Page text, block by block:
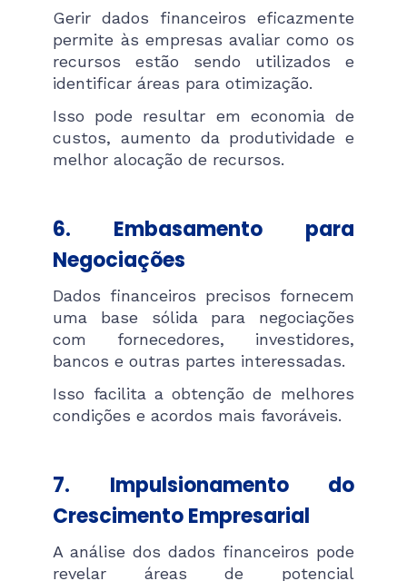
Gerir dados financeiros eficazmente
permite às empresas avaliar como os
recursos estão sendo utilizados e
identificar áreas para otimização.
Isso pode resultar em economia de
custos, aumento da produtividade e
melhor alocação de recursos.
6. Embasamento para
Negociações
Dados financeiros precisos fornecem
uma base sólida para negociações
com fornecedores, investidores,
bancos e outras partes interessadas.
Isso facilita a obtenção de melhores
condições e acordos mais favoráveis.
7. Impulsionamento do
Crescimento Empresarial
A análise dos dados financeiros pode
revelar áreas de potencial